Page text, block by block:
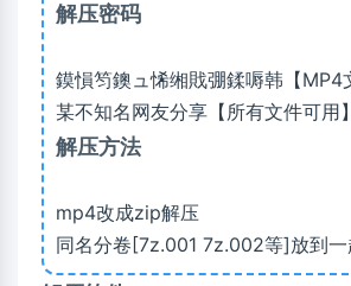
解压密码
鏌愪笉鐭ュ悕缃戝弸鍒嗕韩【MP4
某不知名网友分享【所有文件可用】
解压方法
mp4改成zip解压
同名分卷[7z.001 7z.002等]放到一